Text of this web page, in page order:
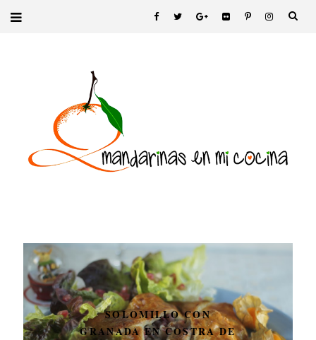
SOLOMILLO CON
GRANADA EN COSTRA DE